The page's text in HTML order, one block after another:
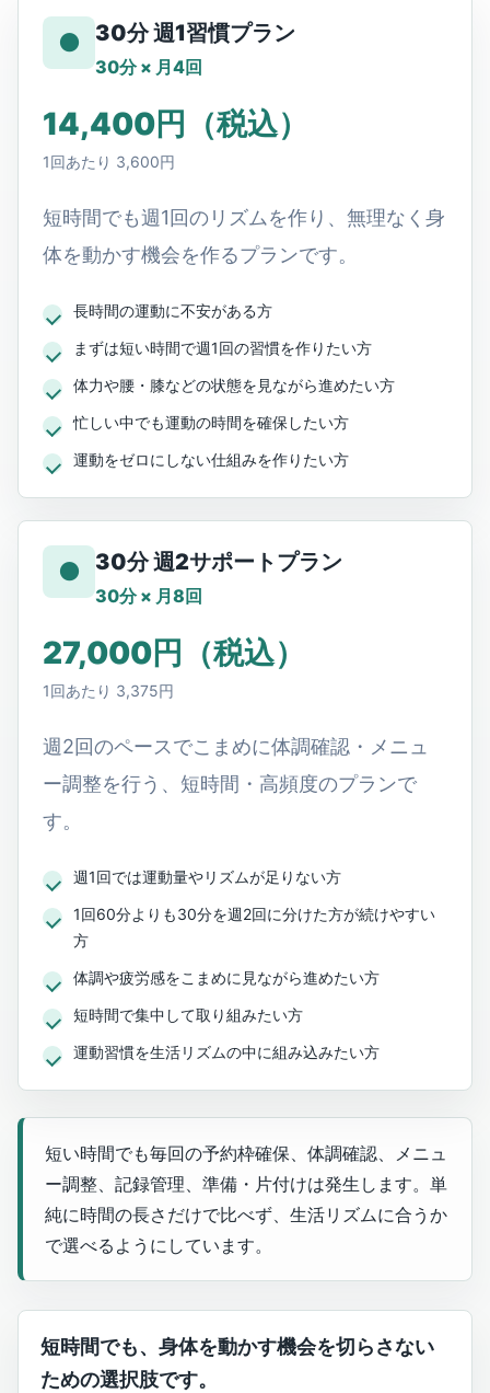
● 30分 週1習慣プラン
30分 × 月4回
14,400円（税込）
1回あたり 3,600円
短時間でも週1回のリズムを作り、無理なく身
体を動かす機会を作るプランです。
長時間の運動に不安がある方
まずは短い時間で週1回の習慣を作りたい方
体力や腰・膝などの状態を見ながら進めたい方
忙しい中でも運動の時間を確保したい方
運動をゼロにしない仕組みを作りたい方
● 30分 週2サポートプラン
30分 × 月8回
27,000円（税込）
1回あたり 3,375円
週2回のペースでこまめに体調確認・メニュ
ー調整を行う、短時間・高頻度のプランで
す。
週1回では運動量やリズムが足りない方
1回60分よりも30分を週2回に分けた方が続けやすい
方
体調や疲労感をこまめに見ながら進めたい方
短時間で集中して取り組みたい方
運動習慣を生活リズムの中に組み込みたい方
短い時間でも毎回の予約枠確保、体調確認、メニュ
ー調整、記録管理、準備・片付けは発生します。単
純に時間の長さだけで比べず、生活リズムに合うか
で選べるようにしています。
短時間でも、身体を動かす機会を切らさない
ための選択肢です。